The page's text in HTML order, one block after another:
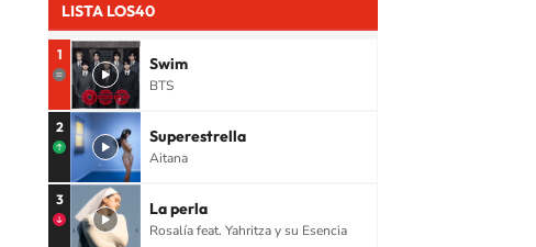
LISTA LOS40
1 Swim
BTS
2 Superestrella
Aitana
3 La perla
Rosalía feat. Yahritza y su Esencia